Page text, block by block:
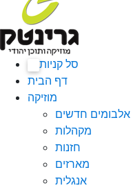
סל קניות
דף הבית
מוזיקה
אלבומים חדשים
מקהלות
חזנות
מארזים
אנגלית